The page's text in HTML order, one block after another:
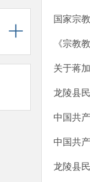
国家宗
《宗教
关于蒋
龙陵县
中国共
中国共
龙陵县